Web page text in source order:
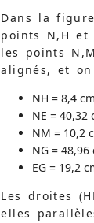
Dans la
points N,H et
les points
alignés, et
NH = 8,4 cm
NE = 40,32
NM = 10,2
NG = 48,96
EG = 19,2
Les droites
elles